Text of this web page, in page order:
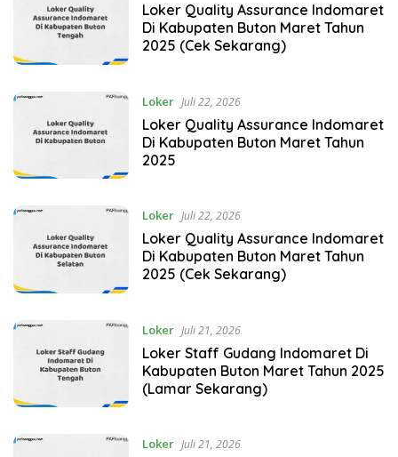
Loker Quality Assurance Indomaret
Di Kabupaten Buton Maret Tahun
2025 (Cek Sekarang)
Loker Juli 22, 2026
Loker Quality Assurance Indomaret
Di Kabupaten Buton Maret Tahun
2025
Loker Juli 22, 2026
Loker Quality Assurance Indomaret
Di Kabupaten Buton Maret Tahun
2025 (Cek Sekarang)
Loker Juli 21, 2026
Loker Staff Gudang Indomaret Di
Kabupaten Buton Maret Tahun 2025
(Lamar Sekarang)
Loker Juli 21, 2026